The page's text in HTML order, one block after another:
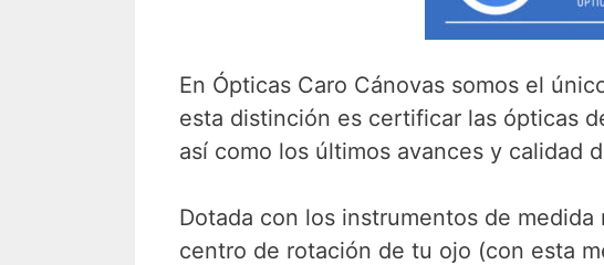
En Ópticas Caro Cánovas somos el
esta distinción es certificar las ópticas
así como los últimos avances y calidad
Dotada con los instrumentos de
centro de rotación de tu ojo (con esta